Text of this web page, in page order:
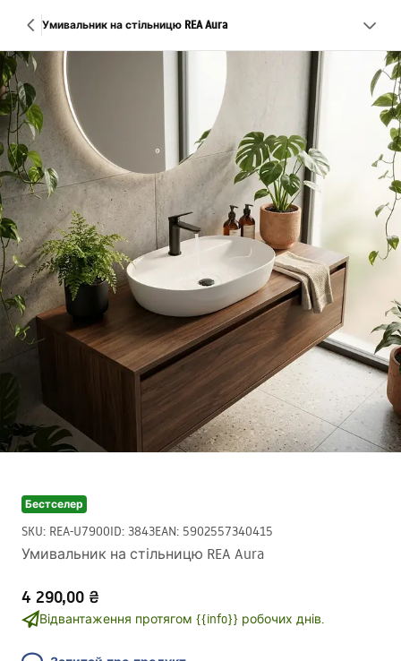
Умивальник на стільницю REA Aura
Бестселер
SKU: REA-U7900ID: 3843EAN: 5902557340415
Умивальник на стільницю REA Aura
4 290,00 ₴
Відвантаження протягом {{info}} робочих днів.